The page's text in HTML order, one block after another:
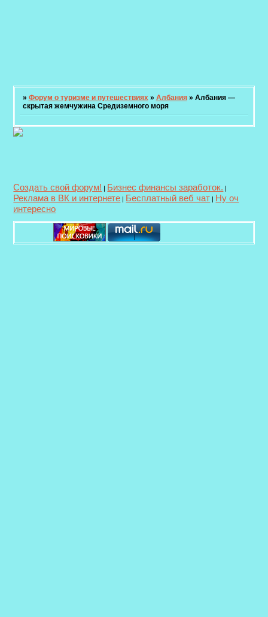
» Форум о туризме и путешествиях » Албания » Албания —
скрытая жемчужина Средиземного моря
Создать свой форум! | Бизнес финансы заработок. |
Реклама в ВК и интернете | Бесплатный веб чат | Ну оч
интересно